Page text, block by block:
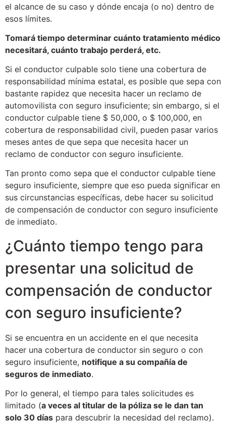
el alcance de su caso y dónde encaja (o no) dentro de
esos límites.
Tomará tiempo determinar cuánto tratamiento médico
necesitará, cuánto trabajo perderá, etc.
Si el conductor culpable solo tiene una cobertura de
responsabilidad mínima estatal, es posible que sepa con
bastante rapidez que necesita hacer un reclamo de
automovilista con seguro insuficiente; sin embargo, si el
conductor culpable tiene $ 50,000, o $ 100,000, en
cobertura de responsabilidad civil, pueden pasar varios
meses antes de que sepa que necesita hacer un
reclamo de conductor con seguro insuficiente.
Tan pronto como sepa que el conductor culpable tiene
seguro insuficiente, siempre que eso pueda significar en
sus circunstancias específicas, debe hacer su solicitud
de compensación de conductor con seguro insuficiente
de inmediato.
¿Cuánto tiempo tengo para
presentar una solicitud de
compensación de conductor
con seguro insuficiente?
Si se encuentra en un accidente en el que necesita
hacer una cobertura de conductor sin seguro o con
seguro insuficiente, notifique a su compañía de
seguros de inmediato.
Por lo general, el tiempo para tales solicitudes es
limitado (a veces al titular de la póliza se le dan tan
solo 30 días para descubrir la necesidad del reclamo).